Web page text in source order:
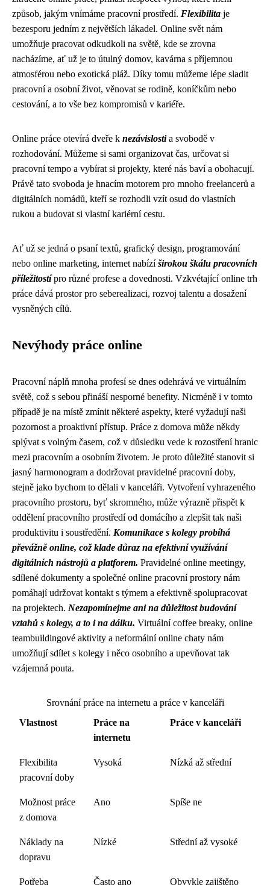
způsob, jakým vnímáme pracovní prostředí. Flexibilita je
bezesporu jedním z největších lákadel. Online svět nám
umožňuje pracovat odkudkoli na světě, kde se zrovna
nacházíme, ať už je to útulný domov, kavárna s příjemnou
atmosférou nebo exotická pláž. Díky tomu můžeme lépe sladit
pracovní a osobní život, věnovat se rodině, koníčkům nebo
cestování, a to vše bez kompromisů v kariéře.
Online práce otevírá dveře k nezávislostia svobodě v
rozhodování. Můžeme si sami organizovat čas, určovat si
pracovní tempo a vybírat si projekty, které nás baví a obohacují.
Právě tato svoboda je hnacím motorem pro mnoho freelancerů a
digitálních nomádů, kteří se rozhodli vzít osud do vlastních
rukou a budovat si vlastní kariérní cestu.
Ať už se jedná o psaní textů, grafický design, programování
nebo online marketing, internet nabízíširokou škálu pracovních
příležitostípro různé profese a dovednosti. Vzkvétající online trh
práce dává prostor pro seberealizaci, rozvoj talentu a dosažení
vysněných cílů.
Nevýhody práce online
Pracovní náplň mnoha profesí se dnes odehrává ve virtuálním
světě, což s sebou přináší nesporné benefity. Nicméně i v tomto
případě je na místě zmínit některé aspekty, které vyžadují naši
pozornost a proaktivní přístup. Práce z domova může někdy
splývat s volným časem, což v důsledku vede k rozostření hranic
mezi pracovním a osobním životem. Je proto důležité stanovit si
jasný harmonogram a dodržovat pravidelné pracovní doby,
stejně jako bychom to dělali v kanceláři. Vytvoření vyhrazeného
pracovního prostoru, byť skromného, může výrazně přispět k
oddělení pracovního prostředí od domácího a zlepšit tak naši
produktivitu i soustředění. Komunikace s kolegy probíhá
převážně online, což klade důraz na efektivní využívání
digitálních nástrojů a platforem. Pravidelné online meetingy,
sdílené dokumenty a společné online pracovní prostory nám
pomáhají udržovat kontakt s týmem a efektivně spolupracovat
na projektech. Nezapomínejme ani na důležitost budování
vztahů s kolegy, a to i na dálku. Virtuální coffee breaky, online
teambuildingové aktivity a neformální online chaty nám
umožňují sdílet s kolegy i něco osobního a upevňovat tak
vzájemná pouta.
Srovnání práce na internetu a práce v kanceláři
Vlastnost
Práce na
internetu
Práce v kanceláři
Flexibilita
pracovní doby
Vysoká Nízká až střední
Možnost práce
z domova
Ano Spíše ne
Náklady na
dopravu
Nízké Střední až vysoké
Potřeba Často ano Obvykle zajištěno